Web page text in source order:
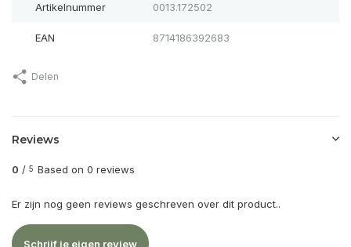
Artikelnummer 0013.172502
EAN 8714186392683
Delen
Reviews
0 / 5 Based on 0 reviews
Er zijn nog geen reviews geschreven over dit product..
Schrijf je eigen review